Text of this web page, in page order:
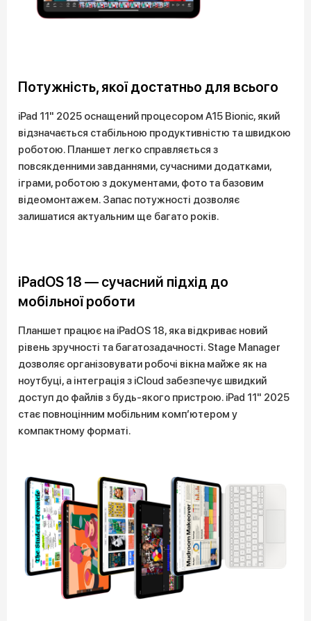
Потужність, якої достатньо для всього
iPad 11" 2025 оснащений процесором A15 Bionic, який
відзначається стабільною продуктивністю та швидкою
роботою. Планшет легко справляється з
повсякденними завданнями, сучасними додатками,
іграми, роботою з документами, фото та базовим
відеомонтажем. Запас потужності дозволяє
залишатися актуальним ще багато років.
iPadOS 18 — сучасний підхід до
мобільної роботи
Планшет працює на iPadOS 18, яка відкриває новий
рівень зручності та багатозадачності. Stage Manager
дозволяє організовувати робочі вікна майже як на
ноутбуці, а інтеграція з iCloud забезпечує швидкий
доступ до файлів з будь-якого пристрою. iPad 11" 2025
стає повноцінним мобільним комп’ютером у
компактному форматі.